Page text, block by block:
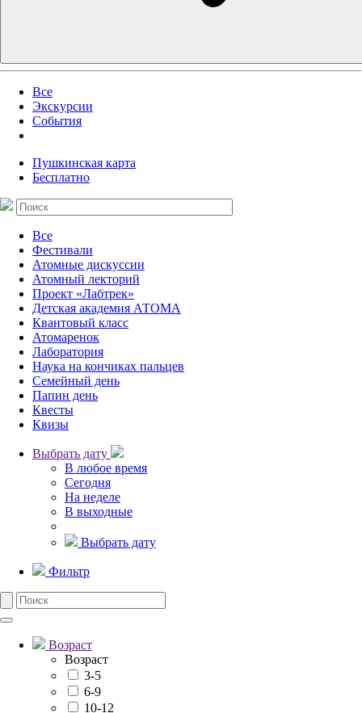
Все
Экскурсии
События
Пушкинская карта
Бесплатно
Все
Фестивали
Атомные дискуссии
Атомный лекторий
Проект «Лабтрек»
Детская академия АТОМА
Квантовый класс
Атомаренок
Лаборатория
Наука на кончиках пальцев
Семейный день
Папин день
Квесты
Квизы
Выбрать дату
В любое время
Сегодня
На неделе
В выходные
Выбрать дату
Фильтр
Возраст
Возраст
3-5
6-9
10-12